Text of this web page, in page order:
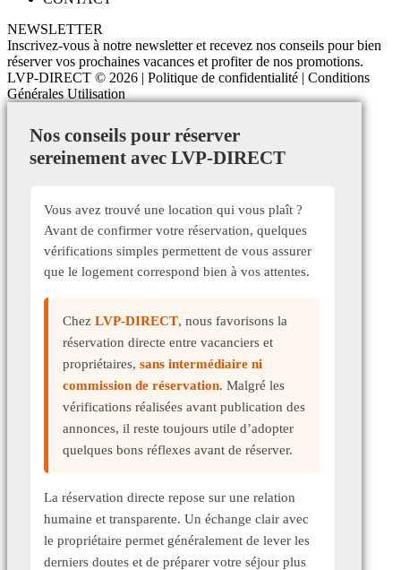
NEWSLETTER
Inscrivez-vous à notre newsletter et recevez nos conseils pour bien
réserver vos prochaines vacances et profiter de nos promotions.
LVP-DIRECT © 2026 | Politique de confidentialité | Conditions
Générales Utilisation
Nos conseils pour réserver
sereinement avec LVP-DIRECT
Vous avez trouvé une location qui vous plaît ?
Avant de confirmer votre réservation, quelques
vérifications simples permettent de vous assurer
que le logement correspond bien à vos attentes.
Chez LVP-DIRECT, nous favorisons la
réservation directe entre vacanciers et
propriétaires, sans intermédiaire ni
commission de réservation. Malgré les
vérifications réalisées avant publication des
annonces, il reste toujours utile d’adopter
quelques bons réflexes avant de réserver.
La réservation directe repose sur une relation
humaine et transparente. Un échange clair avec
le propriétaire permet généralement de lever les
derniers doutes et de préparer votre séjour plus